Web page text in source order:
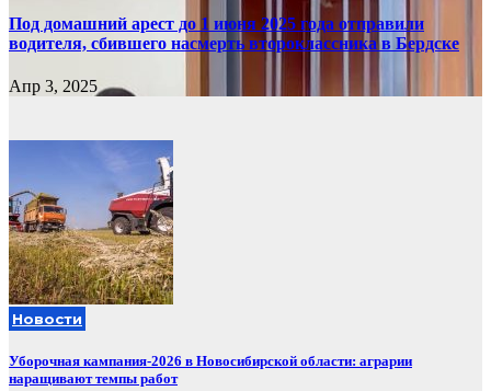
Под домашний арест до 1 июня 2025 года отправили
водителя, сбившего насмерть второклассника в Бердске
Апр 3, 2025
Новости
Уборочная кампания‑2026 в Новосибирской области: аграрии
наращивают темпы работ